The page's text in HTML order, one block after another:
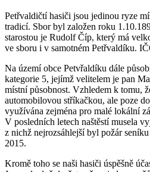
Petřvaldičtí hasiči jsou jedinou ryze
tradicí. Sbor byl založen roku
starostou je Rudolf Číp, který má
ve sboru i v samotném Petřvaldíku.
Na území obce Petvřaldíku dále
kategorie 5, jejímž velitelem je pan
místní působnost. Vzhledem k tomu,
automobilovou stříkačkou, ale poze
využívána zejména pro malé lokální
V posledních letech naštěstí musela
z nichž nejrozsáhlejší byl požár
2015.
Kromě toho se naši hasiči úspěšně